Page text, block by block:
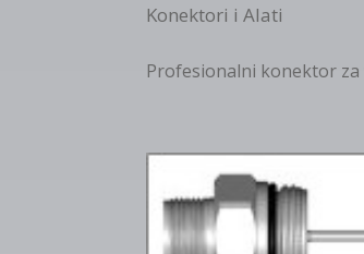
Konektori i Alati
Profesionalni konektor za